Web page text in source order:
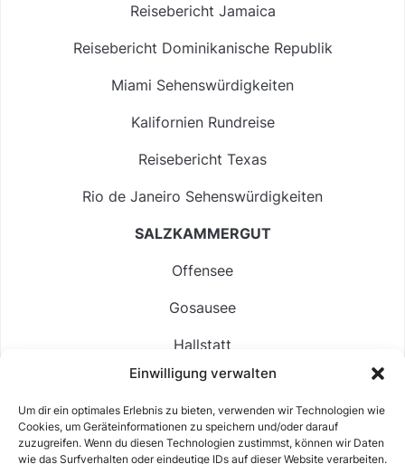
Einwilligung verwalten
Um dir ein optimales Erlebnis zu bieten, verwenden wir Technologien wie
Cookies, um Geräteinformationen zu speichern und/oder darauf
zuzugreifen. Wenn du diesen Technologien zustimmst, können wir Daten
wie das Surfverhalten oder eindeutige IDs auf dieser Website verarbeiten.
Reisebericht Jamaica
Reisebericht Dominikanische Republik
Miami Sehenswürdigkeiten
Kalifornien Rundreise
Reisebericht Texas
Rio de Janeiro Sehenswürdigkeiten
SALZKAMMERGUT
Offensee
Gosausee
Hallstatt
Langbathsee
Altausseer See
Hintersee